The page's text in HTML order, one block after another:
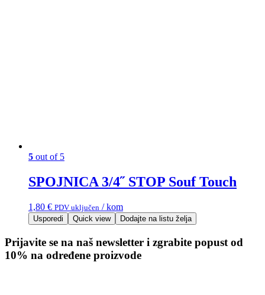
5 out of 5
SPOJNICA 3/4˝ STOP Souf Touch
1,80 € PDV uključen / kom
Usporedi Quick view Dodajte na listu želja
Prijavite se na naš newsletter i zgrabite popust od
10% na određene proizvode